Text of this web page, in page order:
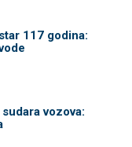
117 godina:
vozova: